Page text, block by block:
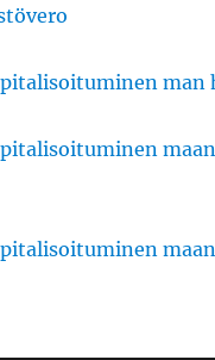
man